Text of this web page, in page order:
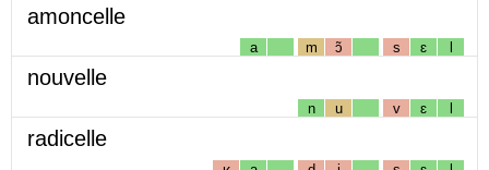
amoncelle
a m ɔ̃ s ɛ l
nouvelle
n u v ɛ l
radicelle